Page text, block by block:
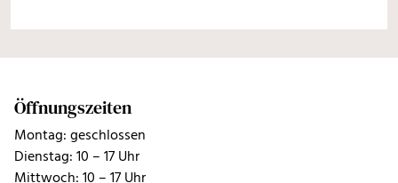
Öffnungszeiten
Montag: geschlossen
Dienstag: 10 – 17 Uhr